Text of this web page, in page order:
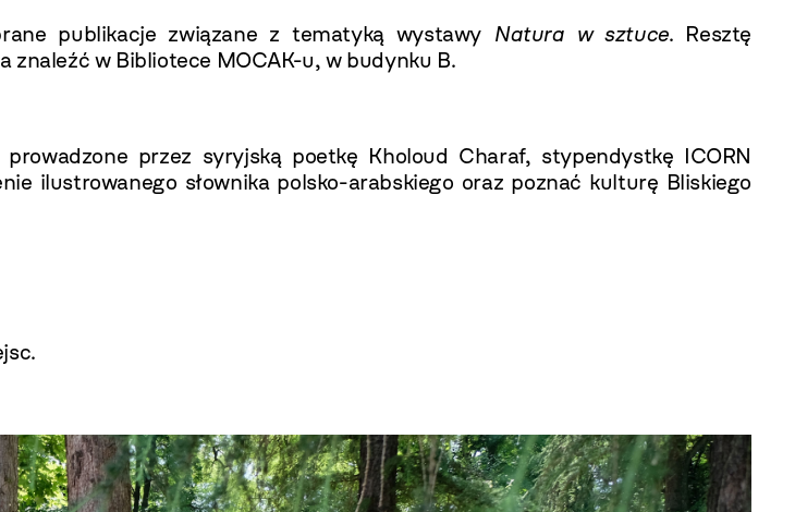
publikacje związane z tematyką wystawy Natura w sztuce. Resztę
w Bibliotece MOCAK-u, w budynku B.
przez syryjską poetkę Kholoud Charaf, stypendystkę ICORN
ilustrowanego słownika polsko-arabskiego oraz poznać kulturę Bliskiego